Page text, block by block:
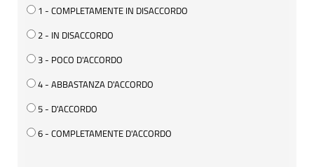
1 - COMPLETAMENTE IN DISACCORDO
2 - IN DISACCORDO
3 - POCO D'ACCORDO
4 - ABBASTANZA D'ACCORDO
5 - D'ACCORDO
6 - COMPLETAMENTE D'ACCORDO